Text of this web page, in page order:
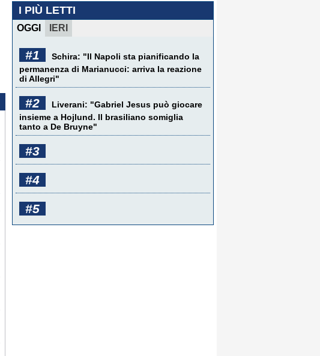
I PIÙ LETTI
OGGI IERI
#1
Schira: "Il Napoli sta pianificando la
permanenza di Marianucci: arriva la reazione
di Allegri"
#2
Liverani: "Gabriel Jesus può giocare
insieme a Hojlund. Il brasiliano somiglia
tanto a De Bruyne"
#3
#4
#5